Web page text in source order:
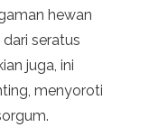
hewan
seratus
juga, ini
menyoroti